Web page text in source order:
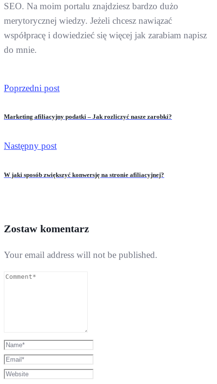
SEO. Na moim portalu znajdziesz bardzo dużo
merytorycznej wiedzy. Jeżeli chcesz nawiązać
współpracę i dowiedzieć się więcej jak zarabiam napisz
do mnie.
Poprzedni post
Marketing afiliacyjny podatki – Jak rozliczyć nasze zarobki?
Następny post
W jaki sposób zwiększyć konwersję na stronie afiliacyjnej?
Zostaw komentarz
Your email address will not be published.